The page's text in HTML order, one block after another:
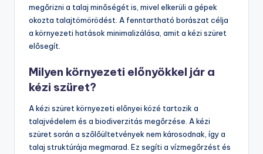
megőrizni a talaj minőségét is, mivel elkerüli a gépek
okozta talajtömörödést. A fenntartható borászat célja
a környezeti hatások minimalizálása, amit a kézi szüret
elősegít.
Milyen környezeti előnyökkel jár a
kézi szüret?
A kézi szüret környezeti előnyei közé tartozik a
talajvédelem és a biodiverzitás megőrzése. A kézi
szüret során a szőlőültetvények nem károsodnak, így a
talaj struktúrája megmarad. Ez segíti a vízmegőrzést és